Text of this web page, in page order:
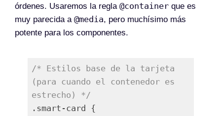
órdenes. Usaremos la regla @container que es
muy parecida a @media, pero muchísimo más
potente para los componentes.
/* Estilos base de la tarjeta
(para cuando el contenedor es
estrecho) */
.smart-card {